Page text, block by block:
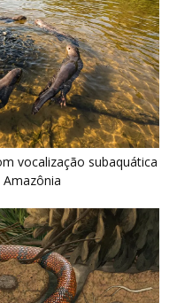
mirim reescreve a
olfato para localizar frutos